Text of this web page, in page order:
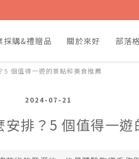
採購&禮贈品 關於來好 部落
5 個值得一遊的景點和美食推薦
2024-07-21
排？5 個值得一